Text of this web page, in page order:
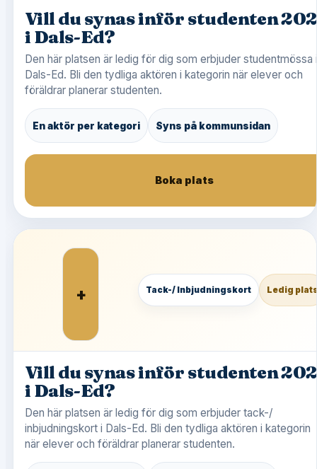
Vill du synas inför studenten
i Dals-Ed?
Den här platsen är ledig för dig som erbjuder studentmössa i
Dals-Ed. Bli den tydliga aktören i kategorin när elever och
föräldrar planerar studenten.
En aktör per kategori Syns på kommunsidan
Boka plats
+ Tack-/ Inbjudningskort Ledig
Vill du synas inför studenten
i Dals-Ed?
Den här platsen är ledig för dig som erbjuder tack-/
inbjudningskort i Dals-Ed. Bli den tydliga aktören i kategorin
när elever och föräldrar planerar studenten.